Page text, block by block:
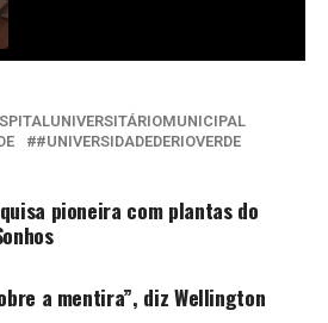
#UNIVERSIDADEDERIOVERDE
pioneira com plantas do
a mentira”, diz Wellington